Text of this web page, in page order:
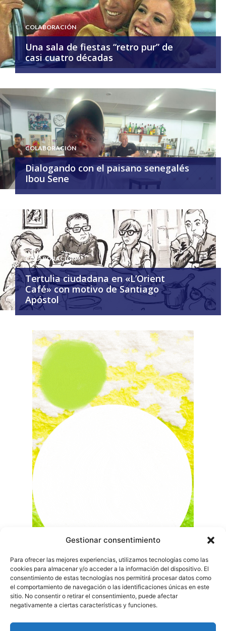
Gestionar consentimiento
Para ofrecer las mejores experiencias, utilizamos tecnologías como las
cookies para almacenar y/o acceder a la información del dispositivo. El
consentimiento de estas tecnologías nos permitirá procesar datos como
el comportamiento de navegación o las identificaciones únicas en este
sitio. No consentir o retirar el consentimiento, puede afectar
negativamente a ciertas características y funciones.
COLABORACIÓN
Una sala de fiestas “retro pur” de
casi cuatro décadas
COLABORACIÓN
Dialogando con el paisano senegalés
Ibou Sene
COLABORACIÓN
Tertulia ciudadana en «L’Orient
Café» con motivo de Santiago
Apóstol